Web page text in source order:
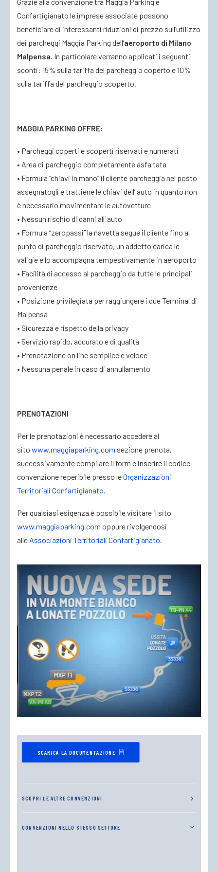
ACCEDI
Confartigianato le imprese associate possono
beneficiare di interessanti riduzioni di prezzo sull’utilizzo
dei parcheggi Maggia Parking dell’aeroporto di Milano
Malpensa. In particolare verranno applicati i seguenti
sconti: 15% sulla tariffa del parcheggio coperto e 10%
sulla tariffa del parcheggio scoperto.
MAGGIA PARKING OFFRE:
• Parcheggi coperti e scoperti riservati e numerati
• Area di parcheggio completamente asfaltata
• Formula “chiavi in mano” il cliente parcheggia nel posto
assegnatogli e trattiene le chiavi dell’ auto in quanto non
è necessario movimentare le autovetture
• Nessun rischio di danni all’ auto
• Formula “zeropassi” la navetta segue il cliente fino al
punto di parcheggio riservato, un addetto carica le
valigie e lo accompagna tempestivamente in aeroporto
• Facilità di accesso al parcheggio da tutte le principali
provenienze
• Posizione privilegiata per raggiungere i due Terminal di
Malpensa
• Sicurezza e rispetto della privacy
• Servizio rapido, accurato e di qualità
• Prenotazione on line semplice e veloce
• Nessuna penale in caso di annullamento
PRENOTAZIONI
Per le prenotazioni è necessario accedere al
sito www.maggiaparking.com sezione prenota,
successivamente compilare il form e inserire il codice
convenzione reperibile presso leOrganizzazioni
Territoriali Confartigianato.
Per qualsiasi esigenza è possibile visitare il sito
www.maggiaparking.com oppure rivolgendosi
alle Associazioni Territoriali Confartigianato.
SCARICA LA DOCUMENTAZIONE
SCOPRI LE ALTRE CONVENZIONI
CONVENZIONI NELLO STESSO SETTORE